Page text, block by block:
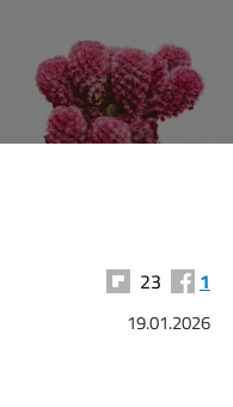
23 1
19.01.2026